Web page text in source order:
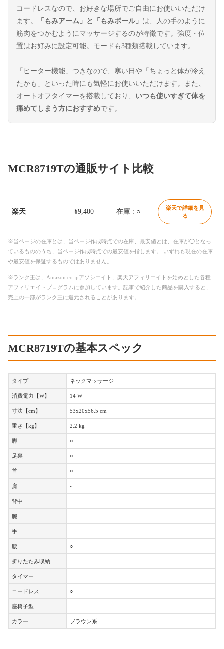
コードレスなので、お好きな場所でご自由にお使いいただけ
ます。
「もみアーム」と「もみボール」 は、人の手のように
筋肉をつかむようにマッサージするのが特徴です。強度・位
置はお好みに設定可能。モードも3種類搭載しています。
「ヒーター機能」つきなので、寒い日や「ちょっと体が冷え
たかも」といった時にも気軽にお使いいただけます。また、
オートオフタイマーを搭載しており、 いつも使いすぎて体を
痛めてしまう方におすすめです。
MCR8719Tの通販サイト比較
楽天 ¥9,400 在庫 : ○
楽天で詳細を見
る
※当ページの在庫とは、当ページ作成時点での在庫、最安値とは、在庫が◯となっ
ているもののうち、当ページ作成時点での最安値を指します。 いずれも現在の在庫
や最安値を保証するものではありません。
※ランク王は、Amazon.co.jpアソシエイト、楽天アフィリエイトを始めとした各種
アフィリエイトプログラムに参加しています。記事で紹介した商品を購入すると、
売上の一部がランク王に還元されることがあります。
MCR8719Tの基本スペック
タイプ ネックマッサージ
消費電力【W】 14 W
寸法【cm】 53x20x56.5 cm
重さ【kg】 2.2 kg
脚 ○
足裏 ○
首 ○
肩 -
背中 -
腕 -
手 -
腰 ○
折りたたみ収納 -
タイマー -
コードレス ○
座椅子型 -
カラー ブラウン系